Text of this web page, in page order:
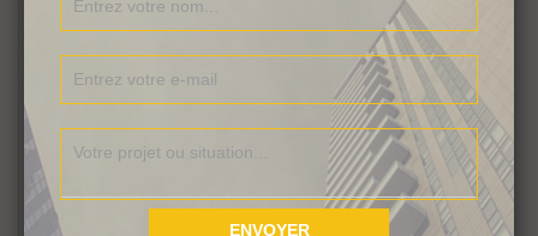
malheureusement. Et en plus, il va de soit que le
genre de désagrément que l’on peut avoir arrive
souvent les weeks ends :-).
Plus sérieusement, les sanibroyeurs sont bien et je
pourrais même en voir l’utilité comme 2e wc par
exemple, dans un garage. Toutefois je pense que
comme toilette principale ce serait vraiment une